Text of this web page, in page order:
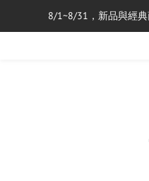
單筆消費
8/1~8/31，新品與經
單筆消費